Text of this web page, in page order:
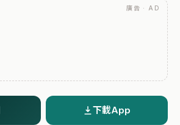
廣告 · AD
下載App